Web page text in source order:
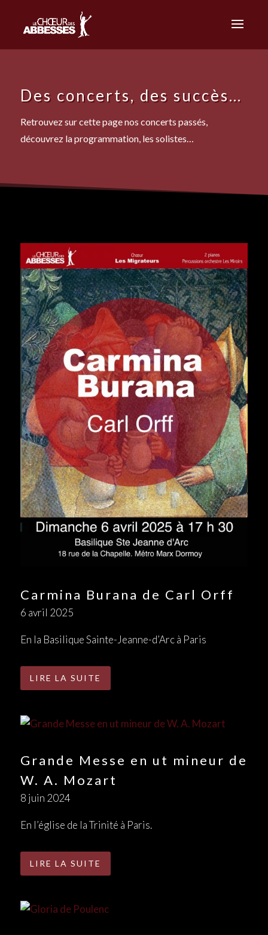
Des concerts, des succès…
Retrouvez sur cette page nos concerts passés,
découvrez la programmation, les solistes…
Carmina Burana de Carl Orff
6 avril 2025
En la Basilique Sainte-Jeanne-d’Arc à Paris
LIRE LA SUITE
Grande Messe en ut mineur de
W. A. Mozart
8 juin 2024
En l’église de la Trinité à Paris.
LIRE LA SUITE